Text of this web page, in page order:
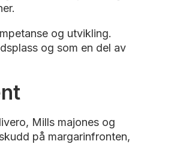
og utvikling.
og som en del av
Mills majones og
på margarinfronten,